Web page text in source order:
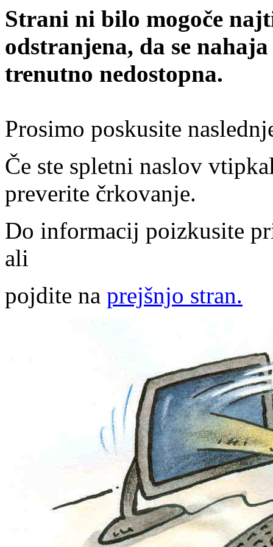
Strani ni bilo mogoče
odstranjena, da se
trenutno nedostopna.
Prosimo poskusite
Če ste spletni naslov
preverite črkovanje.
Do informacij poizkusite
ali
pojdite na prejšnjo stran.